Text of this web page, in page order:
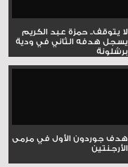
لا يتوقف.. حمزة عبد الكريم
يسجل هدفه الثاني في ودية
برشلونة
هدف جوردون الأول في مرمى
الأرجنتين